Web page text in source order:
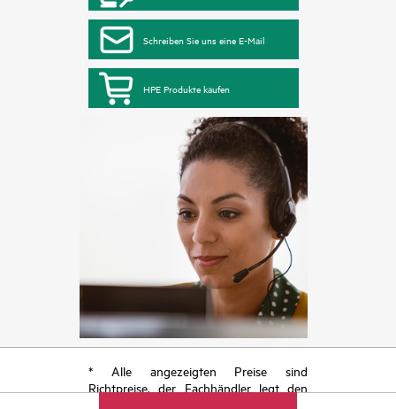
Schreiben Sie uns eine E-Mail
HPE Produkte kaufen
* Alle angezeigten Preise sind
Richtpreise, der Fachhändler legt den